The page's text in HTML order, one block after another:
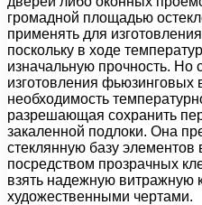
громадной площадью
применять для
поскольку в ходе
изначальную прочность. Но
изготовления
необходимость
разрешающая сохранить
закаленной подлоки. Она
стеклянную базу элементов
посредством прозрачных
взять надежную витражную
художественными чертами.